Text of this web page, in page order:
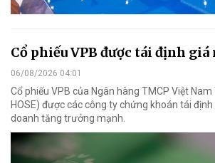
Cổ phiếu VPB được tái định giá
06/08/2026 04:01
Cổ phiếu VPB của Ngân hàng TMCP Việt
HOSE) được các công ty chứng khoán tái
doanh tăng trưởng mạnh.